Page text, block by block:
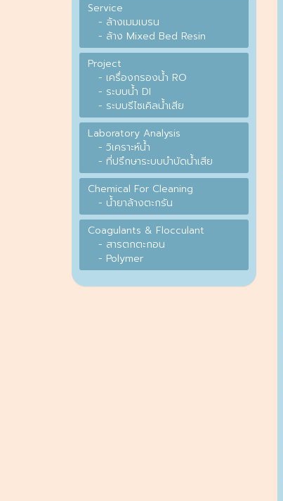
Service
- ล้างเมมเบรน
- ล้าง Mixed Bed Resin
Project
- เครื่องกรองน้ำ RO
- ระบบน้ำ DI
- ระบบรีไซเคิลน้ำเสีย
Laboratory Analysis
- วิเคราะห์น้ำ
- ที่ปรึกษาระบบบำบัดน้ำเสีย
Chemical For Cleaning
- น้ำยาล้างตะกรัน
Coagulants & Flocculant
- สารตกตะกอน
- Polymer